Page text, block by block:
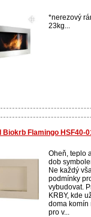
*nerezový
23kg...
Biokrb Flamingo HSF40-
Oheň, teplo
dob
Ne každý
podmínky
vybudovat.
KRBY, kde
doma komín
pro v...